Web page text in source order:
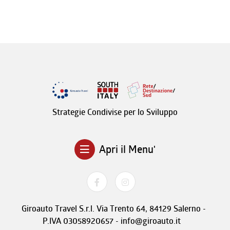
Strategie Condivise per lo Sviluppo
Apri il Menu'
Giroauto Travel S.r.l. Via Trento 64, 84129 Salerno -
P.IVA 03058920657 - info@giroauto.it